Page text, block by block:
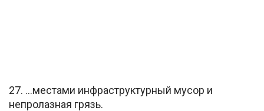
27. …местами инфраструктурный мусор и
непролазная грязь.